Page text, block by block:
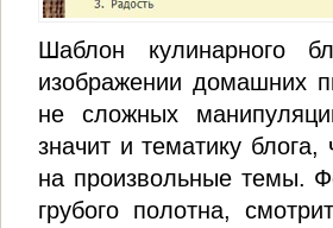
Шаблон кулинарного
изображении домашних
не сложных
значит и тематику
на произвольные темы.
грубого полотна,